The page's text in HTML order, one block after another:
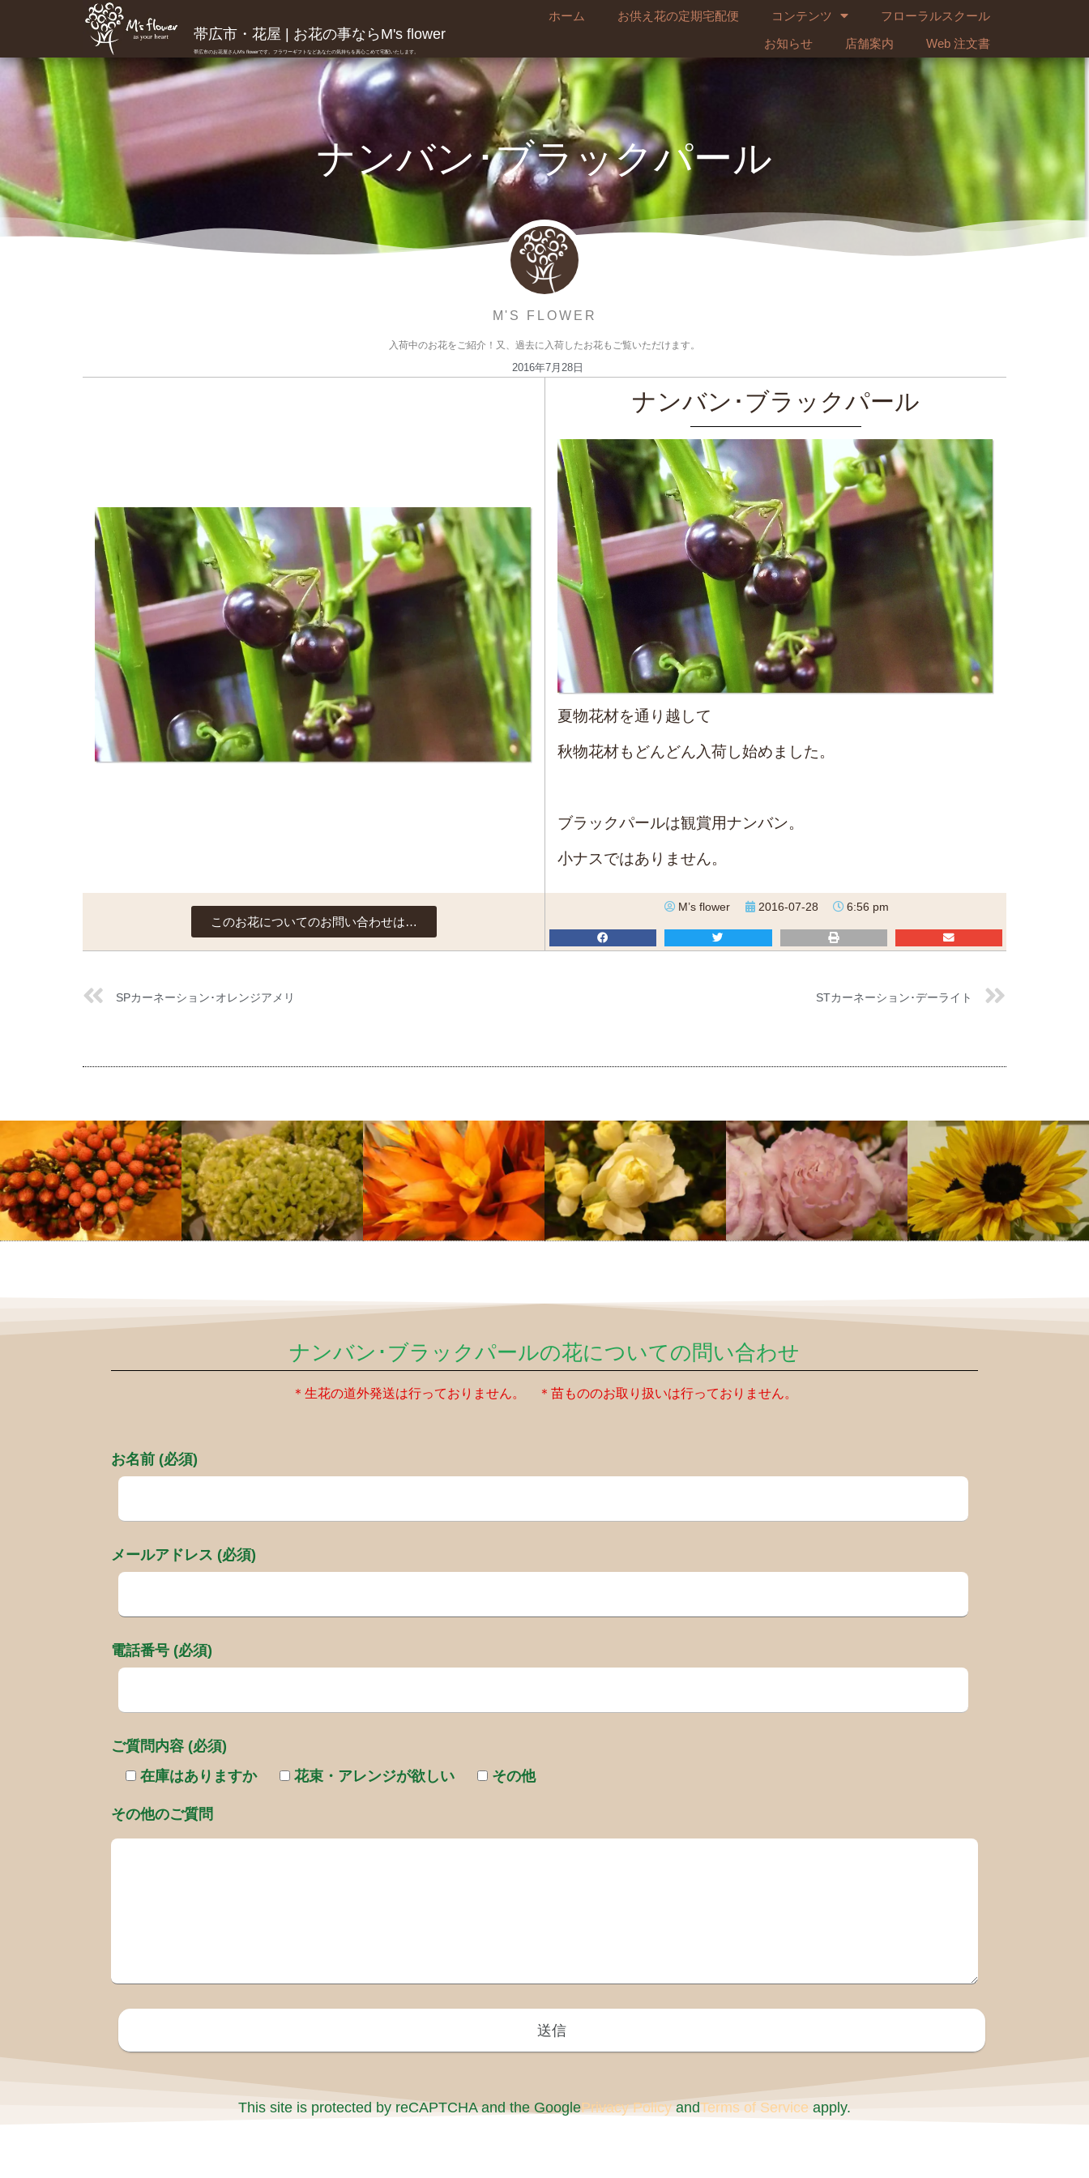
帯広市・花屋 | お花の事ならM's flower
帯広市のお花屋さんM's flowerです。フラワーギフトなどあなたの気持ちを真心こめて宅配いたします。
ホーム お供え花の定期宅配便 コンテンツ
フローラルスクール
お知らせ
店舗案内 Web 注文書
ナンバン･ブラックパール
M'S FLOWER
入荷中のお花をご紹介！又、過去に入荷したお花もご覧いただけます。
2016年7月28日
ナンバン･ブラックパール
夏物花材を通り越して
秋物花材もどんどん入荷し始めました。
ブラックパールは観賞用ナンバン。
小ナスではありません。
このお花についてのお問い合わせは…
M’s flower 2016-07-28 6:56 pm
SPカーネーション･オレンジアメリ STカーネーション･デーライト
ナンバン･ブラックパールの花についての問い合わせ
＊生花の道外発送は行っておりません。 ＊苗もののお取り扱いは行っておりません。
お名前 (必須)
メールアドレス (必須)
電話番号 (必須)
ご質問内容 (必須)
在庫はありますか
花束・アレンジが欲しい その他
その他のご質問
This site is protected by reCAPTCHA and the GooglePrivacy Policy andTerms of Service apply.